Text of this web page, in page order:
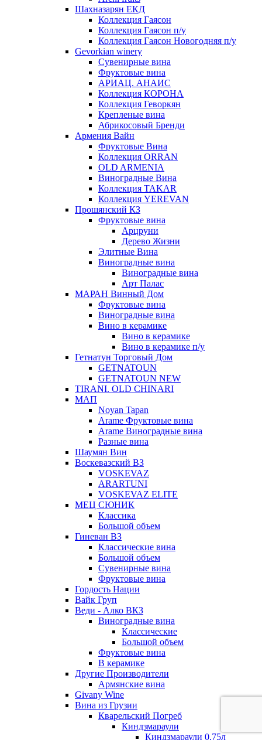
Шахназарян ЕКД
Коллекция Гаясон
Коллекция Гаясон п/у
Коллекция Гаясон Новогодняя п/у
Gevorkian winery
Сувенирные вина
Фруктовые вина
АРИАЦ. АНАИС
Коллекция КОРОНА
Коллекция Геворкян
Крепленые вина
Абрикосовый Бренди
Армения Вайн
Фруктовые Вина
Коллекция ORRAN
OLD ARMENIA
Виноградные Вина
Коллекция TAKAR
Коллекция YEREVAN
Прошянский КЗ
Фруктовые вина
Арцруни
Дерево Жизни
Элитные Вина
Виноградные вина
Виноградные вина
Арт Палас
МАРАН Винный Дом
Фруктовые вина
Виноградные вина
Вино в керамике
Вино в керамике
Вино в керамике п/у
Гетнатун Торговый Дом
GETNATOUN
GETNATOUN NEW
TIRANI. OLD CHINARI
МАП
Noyan Tapan
Arame Фруктовые вина
Arame Виноградные вина
Разные вина
Шаумян Вин
Воскевазский ВЗ
VOSKEVAZ
ARARTUNI
VOSKEVAZ ELITE
МЕЦ СЮНИК
Классика
Большой объем
Гиневан ВЗ
Классические вина
Большой объем
Сувенирные вина
Фруктовые вина
Гордость Нации
Вайк Груп
Веди - Алко ВКЗ
Виноградные вина
Классические
Большой объем
Фруктовые вина
В керамике
Другие Производители
Армянские вина
Givany Wine
Вина из Грузии
Кварельский Погреб
Киндзмараули
Киндзмараули 0,75л